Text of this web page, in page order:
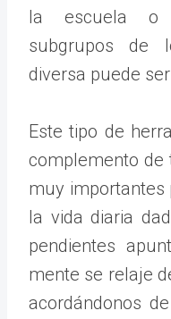
la escuela o
subgrupos de
diversa puede
Este tipo de
complemento de
muy importantes
la vida diaria
pendientes
mente se relaje
acordándonos